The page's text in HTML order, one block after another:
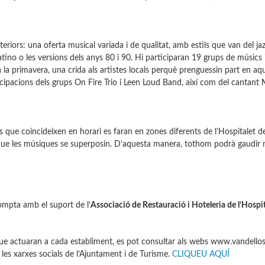
una oferta musical variada i de qualitat, amb estils que van del
o les versions dels anys 80 i 90. Hi participaran 19 grups de músics
primavera, una crida als artistes locals perquè prenguessin part en
dels grups On Fire Trio i Leen Loud Band, així com del cantant
coincideixen en horari es faran en zones diferents de l’Hospitalet
les músiques se superposin. D’aquesta manera, tothom podrà gaudir
amb el suport de l’Associació de Restauració i Hoteleria de
actuaran a cada establiment, es pot consultar als webs
xarxes socials de l’Ajuntament i de Turisme. CLIQUEU AQUÍ